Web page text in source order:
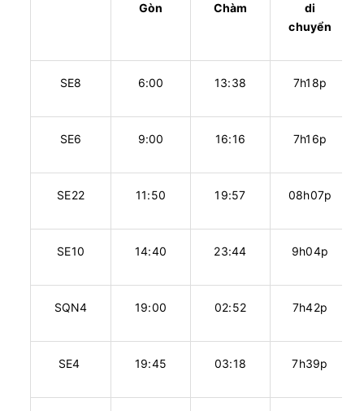
Gòn Chàm
di
chuyển
SE8 6:00 13:38 7h18p
SE6 9:00 16:16 7h16p
SE22 11:50 19:57 08h07p
SE10 14:40 23:44 9h04p
SQN4 19:00 02:52 7h42p
SE4 19:45 03:18 7h39p